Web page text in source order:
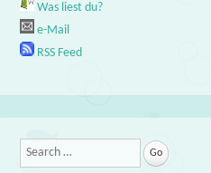
Was liest du?
e-Mail
RSS Feed
Search